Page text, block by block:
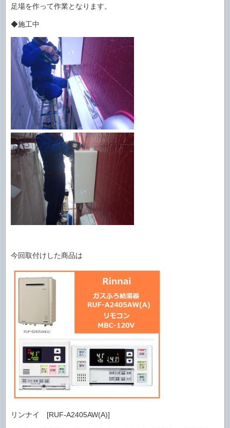
足場を作って作業となります。
◆施工中
今回取付けした商品は
リンナイ [RUF-A2405AW(A)]